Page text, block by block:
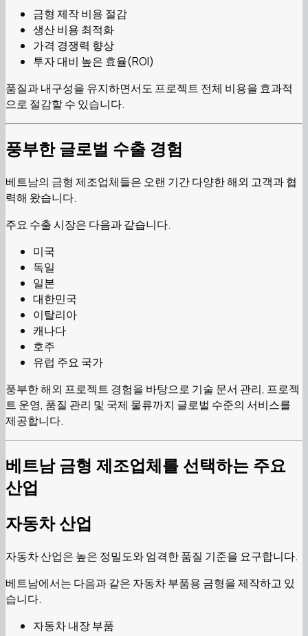
금형 제작 비용 절감
생산 비용 최적화
가격 경쟁력 향상
투자 대비 높은 효율(ROI)
품질과 내구성을 유지하면서도 프로젝트 전체 비용을 효과적
으로 절감할 수 있습니다.
풍부한 글로벌 수출 경험
베트남의 금형 제조업체들은 오랜 기간 다양한 해외 고객과 협
력해 왔습니다.
주요 수출 시장은 다음과 같습니다.
미국
독일
일본
대한민국
이탈리아
캐나다
호주
유럽 주요 국가
풍부한 해외 프로젝트 경험을 바탕으로 기술 문서 관리, 프로젝
트 운영, 품질 관리 및 국제 물류까지 글로벌 수준의 서비스를
제공합니다.
베트남 금형 제조업체를 선택하는 주요
산업
자동차 산업
자동차 산업은 높은 정밀도와 엄격한 품질 기준을 요구합니다.
베트남에서는 다음과 같은 자동차 부품용 금형을 제작하고 있
습니다.
자동차 내장 부품